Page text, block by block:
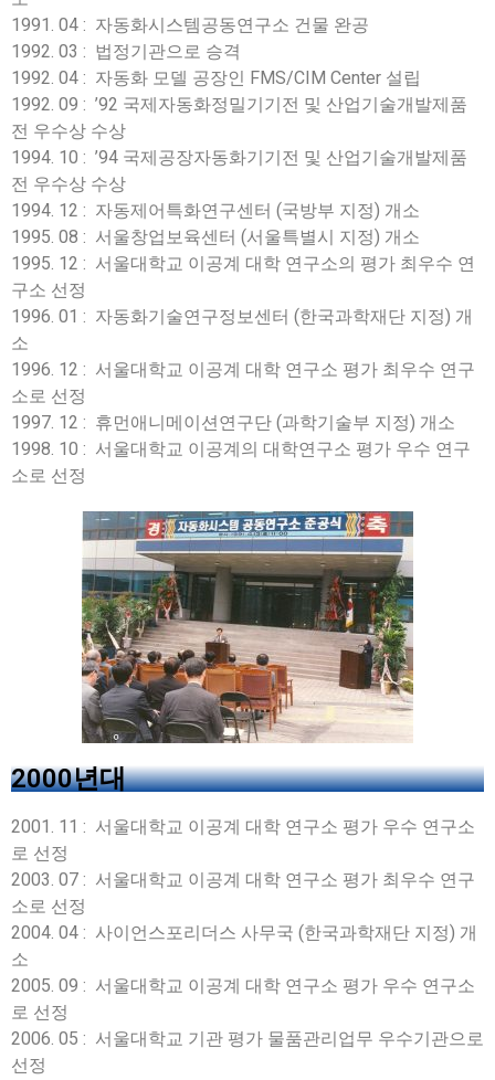
1991. 04 : 자동화시스템공동연구소 건물 완공
1992. 03 : 법정기관으로 승격
1992. 04 : 자동화 모델 공장인 FMS/CIM Center 설립
1992. 09 : ’92 국제자동화정밀기기전 및 산업기술개발제품
전 우수상 수상
1994. 10 : ’94 국제공장자동화기기전 및 산업기술개발제품
전 우수상 수상
1994. 12 : 자동제어특화연구센터 (국방부 지정) 개소
1995. 08 : 서울창업보육센터 (서울특별시 지정) 개소
1995. 12 : 서울대학교 이공계 대학 연구소의 평가 최우수 연
구소 선정
1996. 01 : 자동화기술연구정보센터 (한국과학재단 지정) 개
소
1996. 12 : 서울대학교 이공계 대학 연구소 평가 최우수 연구
소로 선정
1997. 12 : 휴먼애니메이션연구단 (과학기술부 지정) 개소
1998. 10 : 서울대학교 이공계의 대학연구소 평가 우수 연구
소로 선정
2000년대
2001. 11 : 서울대학교 이공계 대학 연구소 평가 우수 연구소
로 선정
2003. 07 : 서울대학교 이공계 대학 연구소 평가 최우수 연구
소로 선정
2004. 04 : 사이언스포리더스 사무국 (한국과학재단 지정) 개
소
2005. 09 : 서울대학교 이공계 대학 연구소 평가 우수 연구소
로 선정
2006. 05 : 서울대학교 기관 평가 물품관리업무 우수기관으로
선정